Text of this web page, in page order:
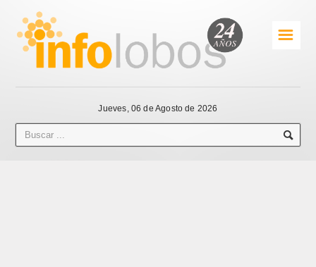
☰
Jueves, 06 de Agosto de 2026